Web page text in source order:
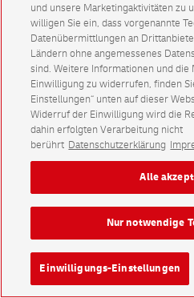
und unsere Marketingaktivitäten zu
willigen Sie ein, dass vorgenannte
Datenübermittlungen an
Ländern ohne angemessenes
sind. Weitere Informationen und die
Einwilligung zu widerrufen, finden
Einstellungen“ unten auf dieser
Widerruf der Einwilligung wird die
dahin erfolgten Verarbeitung nicht
berührt Datenschutzerklärung
Einwilligungs-Einstellungen
Nur notwendige
Alle